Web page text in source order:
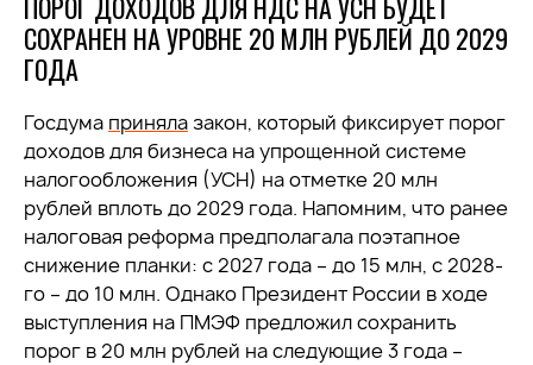
СОХРАНЕН НА УРОВНЕ 20 МЛН РУБЛЕЙ ДО 2029
ГОДА
Госдума приняла закон, который фиксирует порог
доходов для бизнеса на упрощенной системе
налогообложения (УСН) на отметке 20 млн
рублей вплоть до 2029 года. Напомним, что ранее
налоговая реформа предполагала поэтапное
снижение планки: с 2027 года – до 15 млн, с 2028-
го – до 10 млн. Однако Президент России в ходе
выступления на ПМЭФ предложил сохранить
порог в 20 млн рублей на следующие 3 года –